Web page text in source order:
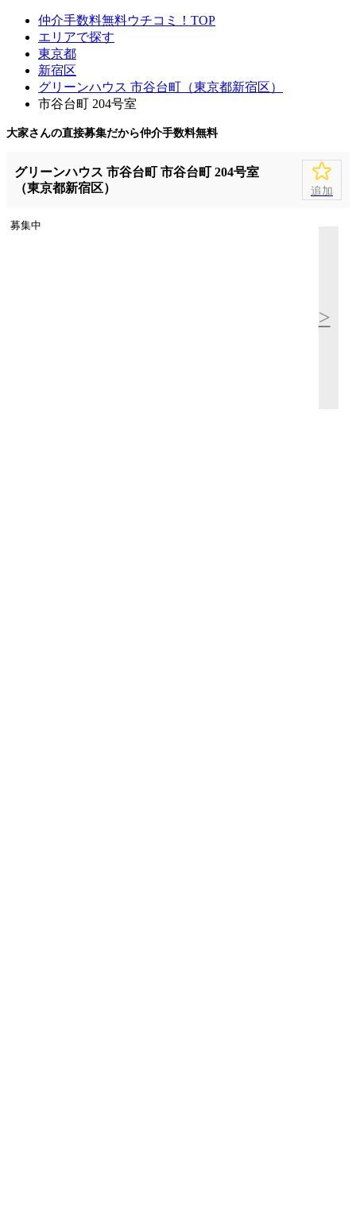
仲介手数料無料ウチコミ！TOP
エリアで探す
東京都
新宿区
グリーンハウス 市谷台町（東京都新宿区）
市谷台町 204号室
大家さんの直接募集だから仲介手数料無料
グリーンハウス 市谷台町 市谷台町 204号室
（東京都新宿区）
追加
募集中
>